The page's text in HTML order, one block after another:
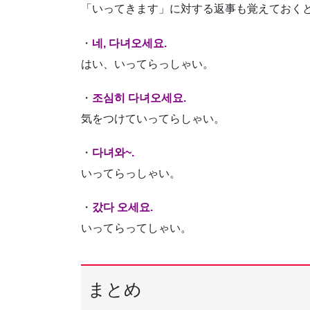
「いってきます」に対する返事も覚えておく
・ 네, 다녀오세요.
はい、いってらっしゃい。
・ 조심히 다녀오세요.
気をつけていってらしゃい。
・ 다녀와~.
いってらっしゃい。
・ 갔다 오세요.
いってらってしゃい。
まとめ